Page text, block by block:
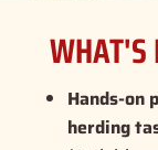
WHAT'S
Hands-on
herding